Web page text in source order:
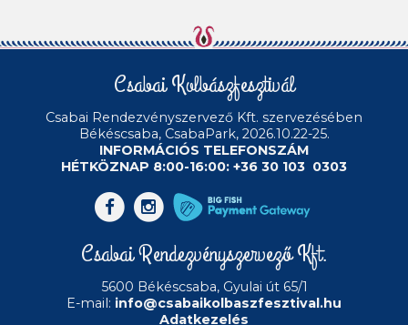
Csabai Kolbászfesztivál
Csabai Rendezvényszervező Kft. szervezésében
Békéscsaba, CsabaPark, 2026.10.22-25.
INFORMÁCIÓS TELEFONSZÁM
HÉTKÖZNAP 8:00-16:00: +36 30 103 0303
Csabai Rendezvényszervező Kft.
5600 Békéscsaba, Gyulai út 65/1
E-mail: info@csabaikolbaszfesztival.hu
Adatkezelés